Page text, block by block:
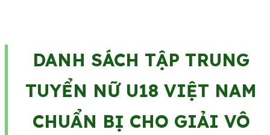
DANH SÁCH TẬP TRUNG
TUYỂN NỮ U18 VIỆT NAM
CHUẨN BỊ CHO GIẢI VÔ